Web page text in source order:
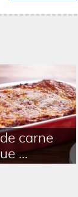
carne
...